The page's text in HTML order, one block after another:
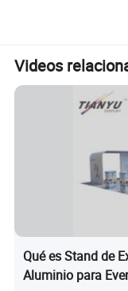
Videos
Qué es Stand de
Aluminio para